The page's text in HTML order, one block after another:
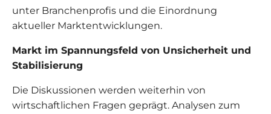
unter Branchenprofis und die Einordnung
aktueller Marktentwicklungen.
Markt im Spannungsfeld von Unsicherheit und
Stabilisierung
Die Diskussionen werden weiterhin von
wirtschaftlichen Fragen geprägt. Analysen zum